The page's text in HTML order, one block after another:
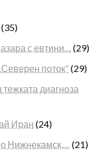
(35)
с евтини… (29)
поток“ (29)
диагноза
Иран (24)
Нижнекамск,… (21)